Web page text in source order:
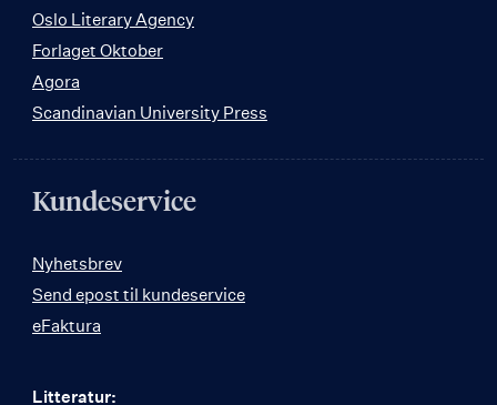
Oslo Literary Agency
Forlaget Oktober
Agora
Scandinavian University Press
Kundeservice
Nyhetsbrev
Send epost til kundeservice
eFaktura
Litteratur: